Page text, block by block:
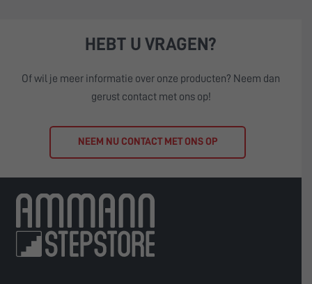
HEBT U VRAGEN?
Of wil je meer informatie over onze producten? Neem dan
gerust contact met ons op!
NEEM NU CONTACT MET ONS OP